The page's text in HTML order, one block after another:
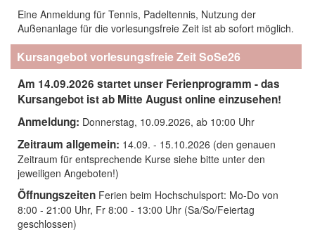
Eine Anmeldung für Tennis, Padeltennis, Nutzung der
Außenanlage für die vorlesungsfreie Zeit ist ab sofort möglich.
Kursangebot vorlesungsfreie Zeit SoSe26
Am 14.09.2026 startet unser Ferienprogramm - das
Kursangebot ist ab Mitte August online einzusehen!
Anmeldung: Donnerstag, 10.09.2026, ab 10:00 Uhr
Zeitraum allgemein: 14.09. - 15.10.2026 (den genauen
Zeitraum für entsprechende Kurse siehe bitte unter den
jeweiligen Angeboten!)
Öffnungszeiten Ferien beim Hochschulsport: Mo-Do von
8:00 - 21:00 Uhr, Fr 8:00 - 13:00 Uhr (Sa/So/Feiertag
geschlossen)